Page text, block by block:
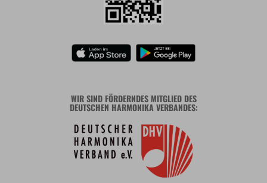
WIR SIND FÖRDERNDES MITGLIED DES
DEUTSCHEN HARMONIKA VERBANDES: